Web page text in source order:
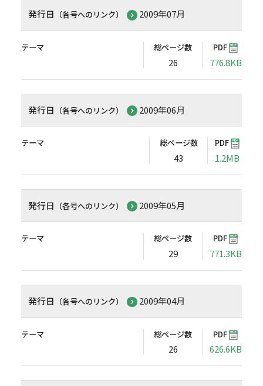
発行日 （各号へのリンク） 2009年07月
テーマ 総ページ数
26
PDF
776.8KB
発行日 （各号へのリンク） 2009年06月
テーマ 総ページ数
43
PDF
1.2MB
発行日 （各号へのリンク） 2009年05月
テーマ 総ページ数
29
PDF
771.3KB
発行日 （各号へのリンク） 2009年04月
テーマ 総ページ数
26
PDF
626.6KB